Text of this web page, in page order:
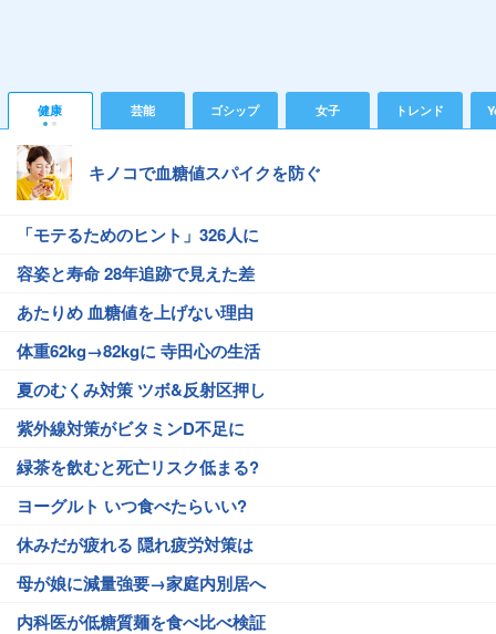
健康 芸能 ゴシップ 女子 トレンド
キノコで血糖値スパイクを防ぐ
「モテるためのヒント」326人に
容姿と寿命 28年追跡で見えた差
あたりめ 血糖値を上げない理由
体重62kg→82kgに 寺田心の生活
夏のむくみ対策 ツボ&反射区押し
紫外線対策がビタミンD不足に
緑茶を飲むと死亡リスク低まる?
ヨーグルト いつ食べたらいい?
休みだが疲れる 隠れ疲労対策は
母が娘に減量強要→家庭内別居へ
内科医が低糖質麺を食べ比べ検証